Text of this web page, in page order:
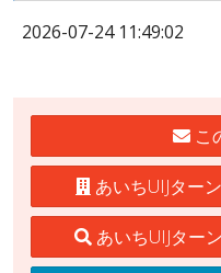
2026-07-24 11:49:02
こ
あいちUIJター
あいちUIJター